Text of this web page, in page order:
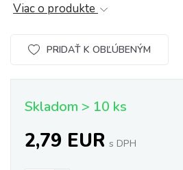
Viac o produkte
PRIDAŤ K OBĽÚBENÝM
Skladom > 10 ks
2,79 EUR s DPH